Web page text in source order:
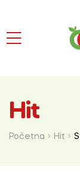
Hit
Početna Hit